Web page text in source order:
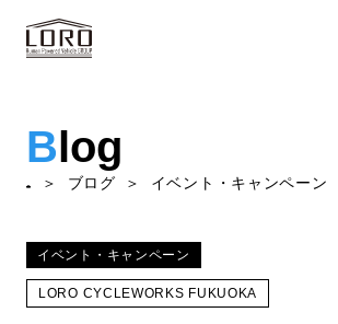
Blog
ブログ イベント・キャンペーン
イベント・キャンペーン
LORO CYCLEWORKS FUKUOKA